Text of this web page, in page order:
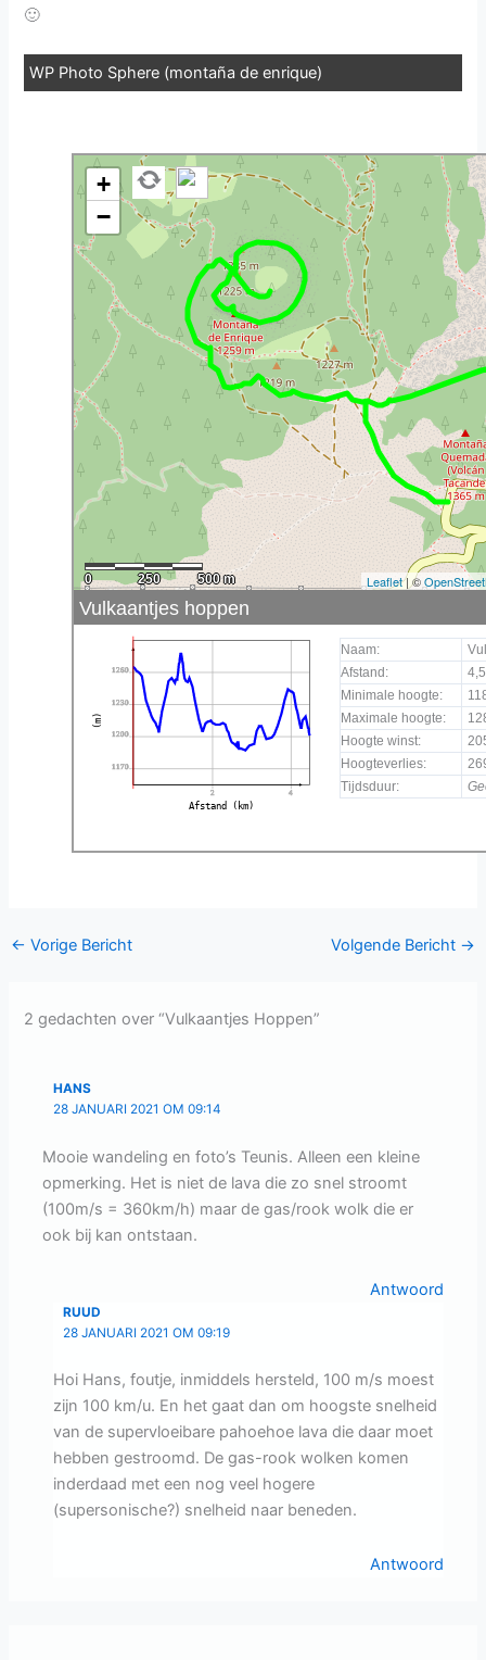
🙂
WP Photo Sphere (montaña de enrique)
+
−
0 250 500 m Leaflet| ©
Vulkaantjes hoppen
1170
1200
1230
1260
2 4
Afstand (km)
(m)
Naam:
Afstand:
Minimale hoogte:
Maximale hoogte:
Hoogte winst:
Hoogteverlies:
Tijdsduur:
← Vorige Bericht Volgende Bericht →
2 gedachten over “Vulkaantjes Hoppen”
HANS
28 JANUARI 2021 OM 09:14
Mooie wandeling en foto’s Teunis. Alleen een kleine
opmerking. Het is niet de lava die zo snel stroomt
(100m/s = 360km/h) maar de gas/rook wolk die er
ook bij kan ontstaan.
Antwoord
RUUD
28 JANUARI 2021 OM 09:19
Hoi Hans, foutje, inmiddels hersteld, 100 m/s moest
zijn 100 km/u. En het gaat dan om hoogste snelheid
van de supervloeibare pahoehoe lava die daar moet
hebben gestroomd. De gas-rook wolken komen
inderdaad met een nog veel hogere
(supersonische?) snelheid naar beneden.
Antwoord